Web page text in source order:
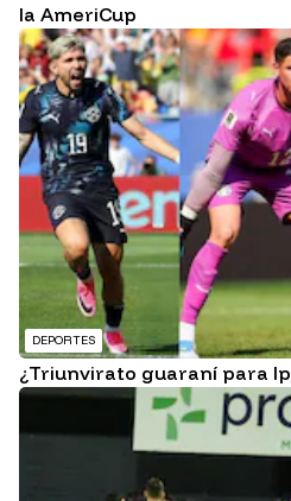
la AmeriCup
DEPORTES
¿Triunvirato guaraní para